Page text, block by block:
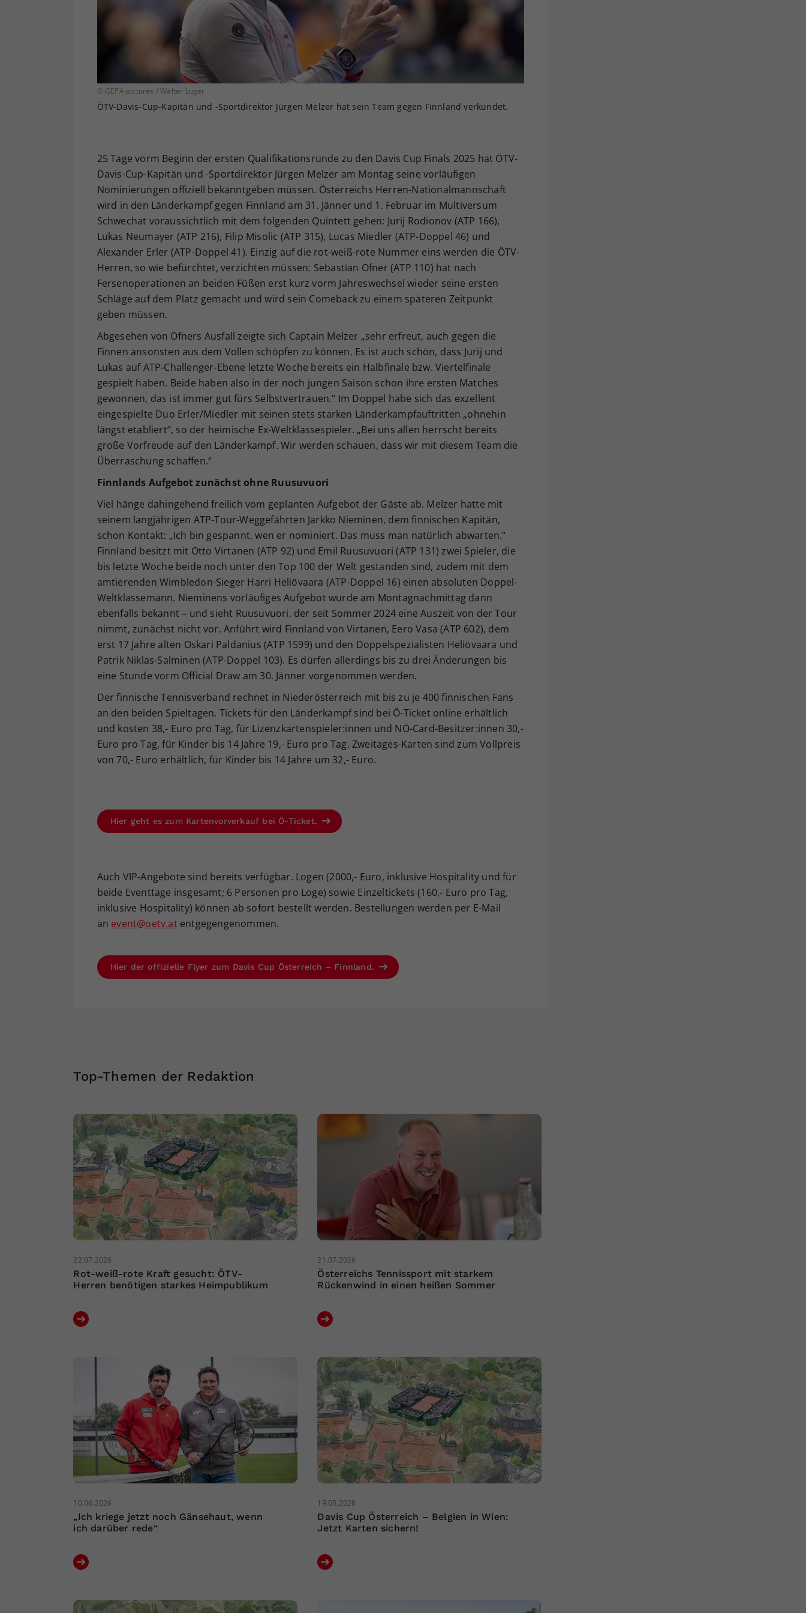
© GEPA pictures / Walter Luger
ÖTV-Davis-Cup-Kapitän und -Sportdirektor Jürgen Melzer hat sein Team gegen Finnland verkündet.
25 Tage vorm Beginn der ersten Qualifikationsrunde zu den Davis Cup Finals 2025 hat ÖTV-
Davis-Cup-Kapitän und -Sportdirektor Jürgen Melzer am Montag seine vorläufigen
Nominierungen offiziell bekanntgeben müssen. Österreichs Herren-Nationalmannschaft
wird in den Länderkampf gegen Finnland am 31. Jänner und 1. Februar im Multiversum
Schwechat voraussichtlich mit dem folgenden Quintett gehen: Jurij Rodionov (ATP 166),
Lukas Neumayer (ATP 216), Filip Misolic (ATP 315), Lucas Miedler (ATP-Doppel 46) und
Alexander Erler (ATP-Doppel 41). Einzig auf die rot-weiß-rote Nummer eins werden die ÖTV-
Herren, so wie befürchtet, verzichten müssen: Sebastian Ofner (ATP 110) hat nach
Fersenoperationen an beiden Füßen erst kurz vorm Jahreswechsel wieder seine ersten
Schläge auf dem Platz gemacht und wird sein Comeback zu einem späteren Zeitpunkt
geben müssen.
Abgesehen von Ofners Ausfall zeigte sich Captain Melzer „sehr erfreut, auch gegen die
Finnen ansonsten aus dem Vollen schöpfen zu können. Es ist auch schön, dass Jurij und
Lukas auf ATP-Challenger-Ebene letzte Woche bereits ein Halbfinale bzw. Viertelfinale
gespielt haben. Beide haben also in der noch jungen Saison schon ihre ersten Matches
gewonnen, das ist immer gut fürs Selbstvertrauen.“ Im Doppel habe sich das exzellent
eingespielte Duo Erler/Miedler mit seinen stets starken Länderkampfauftritten „ohnehin
längst etabliert“, so der heimische Ex-Weltklassespieler. „Bei uns allen herrscht bereits
große Vorfreude auf den Länderkampf. Wir werden schauen, dass wir mit diesem Team die
Überraschung schaffen.“
Finnlands Aufgebot zunächst ohne Ruusuvuori
Viel hänge dahingehend freilich vom geplanten Aufgebot der Gäste ab. Melzer hatte mit
seinem langjährigen ATP-Tour-Weggefährten Jarkko Nieminen, dem finnischen Kapitän,
schon Kontakt: „Ich bin gespannt, wen er nominiert. Das muss man natürlich abwarten.“
Finnland besitzt mit Otto Virtanen (ATP 92) und Emil Ruusuvuori (ATP 131) zwei Spieler, die
bis letzte Woche beide noch unter den Top 100 der Welt gestanden sind, zudem mit dem
amtierenden Wimbledon-Sieger Harri Heliövaara (ATP-Doppel 16) einen absoluten Doppel-
Weltklassemann. Nieminens vorläufiges Aufgebot wurde am Montagnachmittag dann
ebenfalls bekannt – und sieht Ruusuvuori, der seit Sommer 2024 eine Auszeit von der Tour
nimmt, zunächst nicht vor. Anführt wird Finnland von Virtanen, Eero Vasa (ATP 602), dem
erst 17 Jahre alten Oskari Paldanius (ATP 1599) und den Doppelspezialisten Heliövaara und
Patrik Niklas-Salminen (ATP-Doppel 103). Es dürfen allerdings bis zu drei Änderungen bis
eine Stunde vorm Official Draw am 30. Jänner vorgenommen werden.
Der finnische Tennisverband rechnet in Niederösterreich mit bis zu je 400 finnischen Fans
an den beiden Spieltagen. Tickets für den Länderkampf sind bei Ö-Ticket online erhältlich
und kosten 38,- Euro pro Tag, für Lizenzkartenspieler:innen und NÖ-Card-Besitzer:innen 30,-
Euro pro Tag, für Kinder bis 14 Jahre 19,- Euro pro Tag. Zweitages-Karten sind zum Vollpreis
von 70,- Euro erhältlich, für Kinder bis 14 Jahre um 32,- Euro.
Hier geht es zum Kartenvorverkauf bei Ö-Ticket.
Auch VIP-Angebote sind bereits verfügbar. Logen (2000,- Euro, inklusive Hospitality und für
beide Eventtage insgesamt; 6 Personen pro Loge) sowie Einzeltickets (160,- Euro pro Tag,
inklusive Hospitality) können ab sofort bestellt werden. Bestellungen werden per E-Mail
an event@oetv.atentgegengenommen.
Hier der offizielle Flyer zum Davis Cup Österreich – Finnland.
Top-Themen der Redaktion
22.07.2026
Rot-weiß-rote Kraft gesucht: ÖTV-
Herren benötigen starkes Heimpublikum
21.07.2026
Österreichs Tennissport mit starkem
Rückenwind in einen heißen Sommer
10.06.2026
„Ich kriege jetzt noch Gänsehaut, wenn
ich darüber rede“
19.05.2026
Davis Cup Österreich – Belgien in Wien:
Jetzt Karten sichern!
Ihrer vorgenommen Einstellungen, falls der
Webseiten-Betreiber dies eingestellt hat.